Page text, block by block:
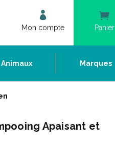
Mon compte Panier
Animaux Marques
Apaisant et